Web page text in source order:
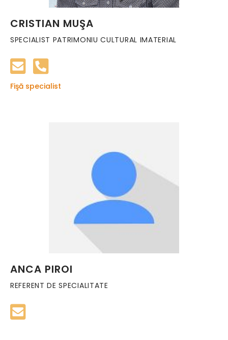
CRISTIAN MUŞA
SPECIALIST PATRIMONIU CULTURAL IMATERIAL
Fişă specialist
ANCA PIROI
REFERENT DE SPECIALITATE